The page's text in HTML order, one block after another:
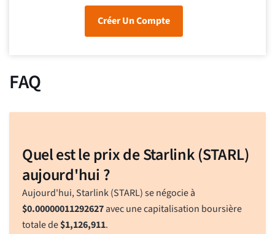
Créer Un Compte
FAQ
Quel est le prix de Starlink (STARL)
aujourd'hui ?
Aujourd'hui, Starlink (STARL) se négocie à
$0.00000011292627avec une capitalisation boursière
totale de$1,126,911.